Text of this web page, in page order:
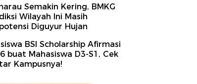
Semakin Kering, BMKG
Wilayah Ini Masih
Diguyur Hujan
BSI Scholarship Afirmasi
buat Mahasiswa D3-S1, Cek
Kampusnya!